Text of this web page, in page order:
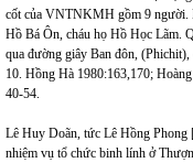
cốt của VNTNKMH gồm 9 người.
Hồ Bá Ôn, cháu họ Hồ Học Lãm.
qua đường giây Ban đôn,
10. Hồng Hà 1980:163,170;
40-54.
Lê Huy Doãn, tức Lê Hồng
nhiệm vụ tổ chức binh lính ở